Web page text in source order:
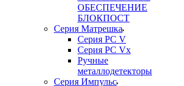
ОБЕСПЕЧЕНИЕ
БЛОКПОСТ
Серия Матрешка
Серия PC V
Серия PC Vx
Ручные
металлодетекторы
Серия Импульс